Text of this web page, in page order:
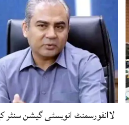
لاانفورسمنٹ انویسٹی گیشن سنٹر